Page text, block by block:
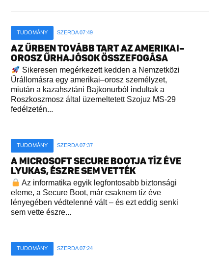
TUDOMÁNY SZERDA 07:49
AZ ŰRBEN TOVÁBB TART AZ AMERIKAI–
OROSZ ŰRHAJÓSOK ÖSSZEFOGÁSA
Sikeresen megérkezett kedden a Nemzetközi
Űrállomásra egy amerikai–orosz személyzet,
miután a kazahsztáni Bajkonurból indultak a
Roszkoszmosz által üzemeltetett Szojuz MS-29
fedélzetén...
TUDOMÁNY SZERDA 07:37
A MICROSOFT SECURE BOOTJA TÍZ ÉVE
LYUKAS, ÉSZRE SEM VETTÉK
Az informatika egyik legfontosabb biztonsági
eleme, a Secure Boot, már csaknem tíz éve
lényegében védtelenné vált – és ezt eddig senki
sem vette észre...
TUDOMÁNY SZERDA 07:24